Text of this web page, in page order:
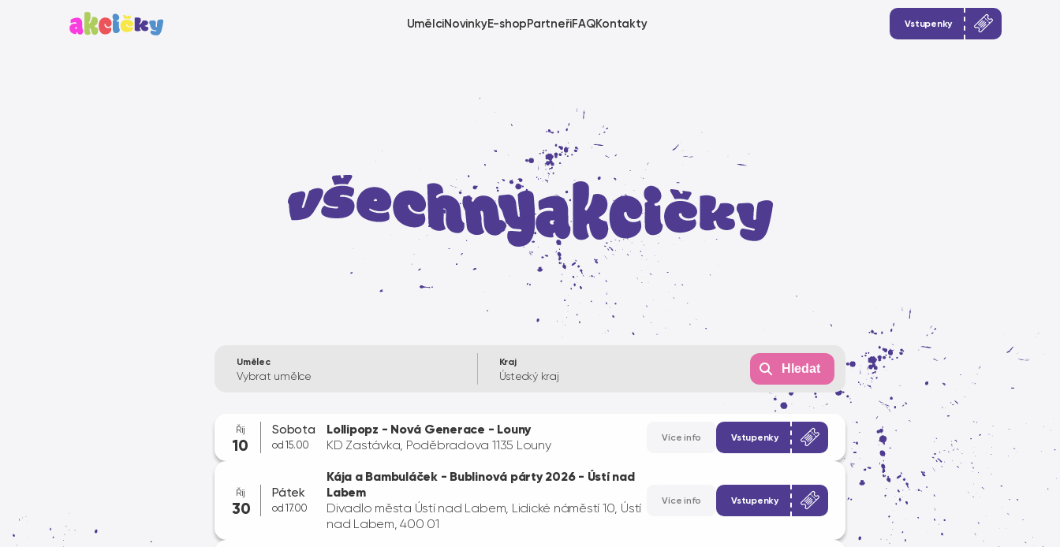
UmělciNovinkyE-shopPartneřiFAQKontakty Vstupenky
Umělec
Vybrat umělce
Kraj
Ústecký kraj
Hledat
Říj
10
Sobota
od 15.00
Lollipopz - Nová Generace - Louny
KD Zastávka, Poděbradova 1135 Louny
Více info Vstupenky
Říj
30
Pátek
od 17.00
Kája a Bambuláček - Bublinová párty 2026 - Ústí nad
Labem
Divadlo města Ústí nad Labem, Lidické náměstí 10, Ústí
nad Labem, 400 01
Více info Vstupenky